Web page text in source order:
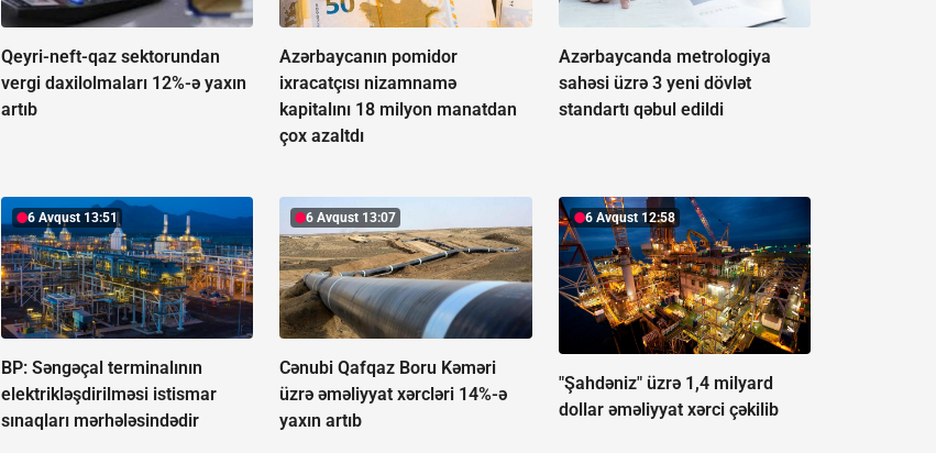
Qeyri-neft-qaz sektorundan
vergi daxilolmaları 12%-ə yaxın
artıb
Azərbaycanın pomidor
ixracatçısı nizamnamə
kapitalını 18 milyon manatdan
çox azaltdı
Azərbaycanda metrologiya
sahəsi üzrə 3 yeni dövlət
standartı qəbul edildi
6 Avqust 13:51
BP: Səngəçal terminalının
elektrikləşdirilməsi istismar
sınaqları mərhələsindədir
6 Avqust 13:07
Cənubi Qafqaz Boru Kəməri
üzrə əməliyyat xərcləri 14%-ə
yaxın artıb
6 Avqust 12:58
"Şahdəniz" üzrə 1,4 milyard
dollar əməliyyat xərci çəkilib